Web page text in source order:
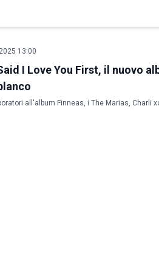
13:00
I Love You First, il nuovo
all'album Finneas, i The Marias, Charli